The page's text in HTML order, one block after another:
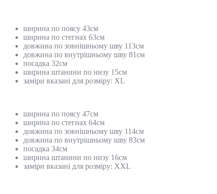
ширина по поясу 43см
ширина по стегнах 63см
довжина по зовнішньому шву 113см
довжина по внутрішньому шву 81см
посадка 32см
ширина штанини по низу 15см
заміри вказані для розміру: XL
ширина по поясу 47см
ширина по стегнах 64см
довжина по зовнішньому шву 114см
довжина по внутрішньому шву 83см
посадка 34см
ширина штанини по низу 16см
заміри вказані для розміру: XXL